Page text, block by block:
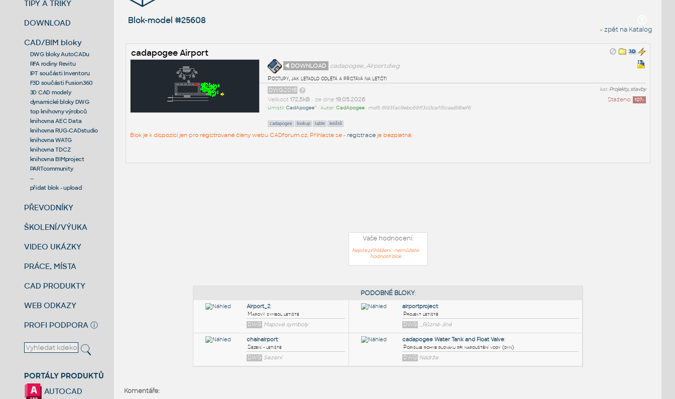
TIPY A TRIKY
DOWNLOAD
CAD/BIM bloky
DWG bloky AutoCADu
RFA rodiny Revitu
IPT součásti Inventoru
F3D součásti Fusion360
3D CAD modely
dynamické bloky DWG
top knihovny výrobců
knihovna AEC Data
knihovna RUG-CADstudio
knihovna WATG
knihovna TDCZ
knihovna BIMproject
PARTcommunity
--
přidat blok - upload
PŘEVODNÍKY
ŠKOLENÍ/VÝUKA
VIDEO UKÁZKY
PRÁCE, MÍSTA
CAD PRODUKTY
WEB ODKAZY
PROFI PODPORA ⓘ
PORTÁLY PRODUKTŮ
AUTOCAD
Blok-model #25608
« zpět na Katalog
cadapogee Airport
◄ DOWNLOAD
cadapogee_Airport.dwg
Postupy, jak letadlo odlétá a přistává na letišti
kat:Projekty, stavby
DWG2018
Staženo: 107x
Velikost 172,5kB• ze dne 19.05.2026
Umístil:CadApogee^ • Autor:CadApogee• md5: 6193fac9ebc691f3c0ca115caa89bef6
cadapogee lookup table letiště
Blok je k dispozici jen pro registrované členy webu CADforum.cz. Přihlaste se - registraceje bezplatná.
Vaše hodnocení:
Nejste přihlášeni - nemůžete
hodnotit blok
Komentáře: